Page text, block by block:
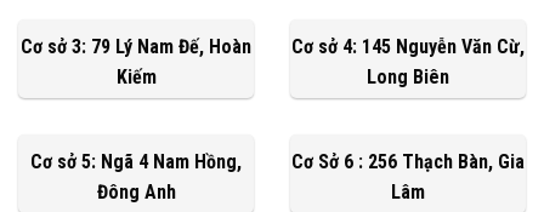
Cơ sở 3: 79 Lý Nam Đế, Hoàn
Kiếm
Cơ sở 4: 145 Nguyễn Văn Cừ,
Long Biên
Cơ sở 5: Ngã 4 Nam Hồng,
Đông Anh
Cơ Sở 6 : 256 Thạch Bàn, Gia
Lâm